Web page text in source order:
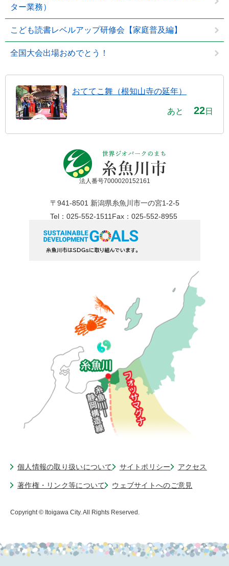
ター業務）
こども読書レベルアップ研修会【家庭普及編】
全国大会出場おめでとう！
おててこ舞（根知山寺の延年）
あと 22日
法人番号7000020152161
〒941-8501 新潟県糸魚川市一の宮1-2-5
Tel：025-552-1511 Fax：025-552-8955
個人情報の取り扱いについて サイトポリシー アクセス
著作権・リンク等について ウェブサイトへのご意見
Copyright © Itoigawa City. All Rights Reserved.